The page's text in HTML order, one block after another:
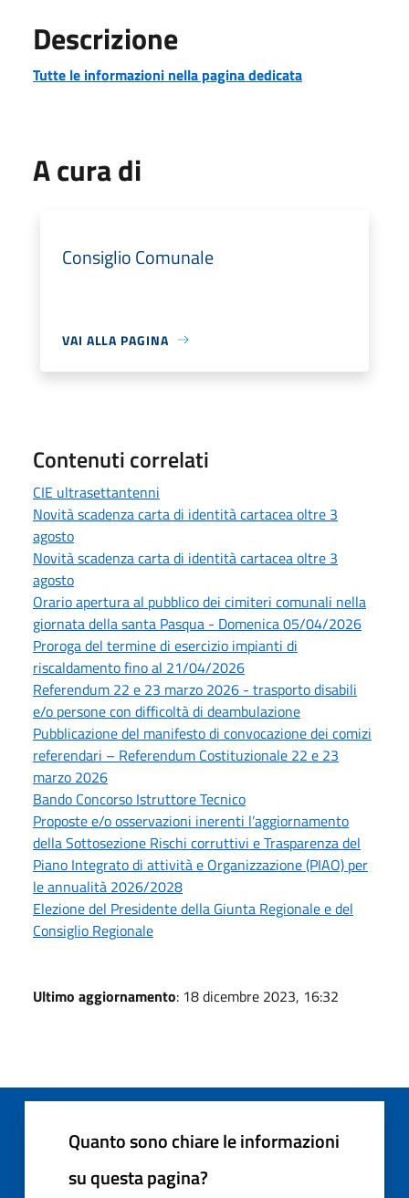
Descrizione
Tutte le informazioni nella pagina dedicata
A cura di
Consiglio Comunale
VAI ALLA PAGINA
Contenuti correlati
CIE ultrasettantenni
Novità scadenza carta di identità cartacea oltre 3
agosto
Novità scadenza carta di identità cartacea oltre 3
agosto
Orario apertura al pubblico dei cimiteri comunali nella
giornata della santa Pasqua - Domenica 05/04/2026
Proroga del termine di esercizio impianti di
riscaldamento fino al 21/04/2026
Referendum 22 e 23 marzo 2026 - trasporto disabili
e/o persone con difficoltà di deambulazione
Pubblicazione del manifesto di convocazione dei comizi
referendari – Referendum Costituzionale 22 e 23
marzo 2026
Bando Concorso Istruttore Tecnico
Proposte e/o osservazioni inerenti l’aggiornamento
della Sottosezione Rischi corruttivi e Trasparenza del
Piano Integrato di attività e Organizzazione (PIAO) per
le annualità 2026/2028
Elezione del Presidente della Giunta Regionale e del
Consiglio Regionale
Ultimo aggiornamento: 18 dicembre 2023, 16:32
Quanto sono chiare le informazioni
su questa pagina?